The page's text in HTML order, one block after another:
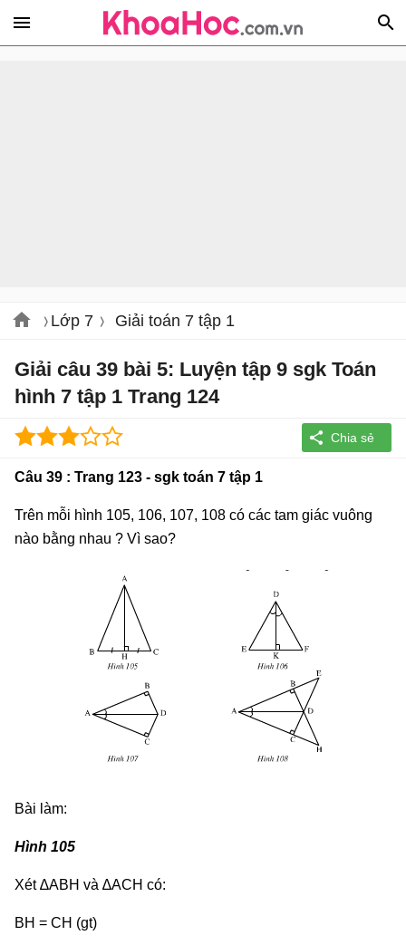
Lớp 7 Giải toán 7 tập 1
Giải câu 39 bài 5: Luyện tập 9 sgk Toán
hình 7 tập 1 Trang 124
Câu 39 : Trang 123 - sgk toán 7 tập 1
Trên mỗi hình 105, 106, 107, 108 có các tam giác vuông
nào bằng nhau ? Vì sao?
Bài làm:
Hình 105
Xét ∆ABH và ∆ACH có:
BH = CH (gt)